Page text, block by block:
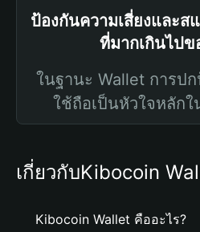
ป้องกันความเสี่ยงและ
ที่มากเกินไปข
ในฐานะ Wallet การป
ใช้ถือเป็นหัวใจหลักใ
เกี่ยวกับKibocoin
Kibocoin Wallet คืออะไร?